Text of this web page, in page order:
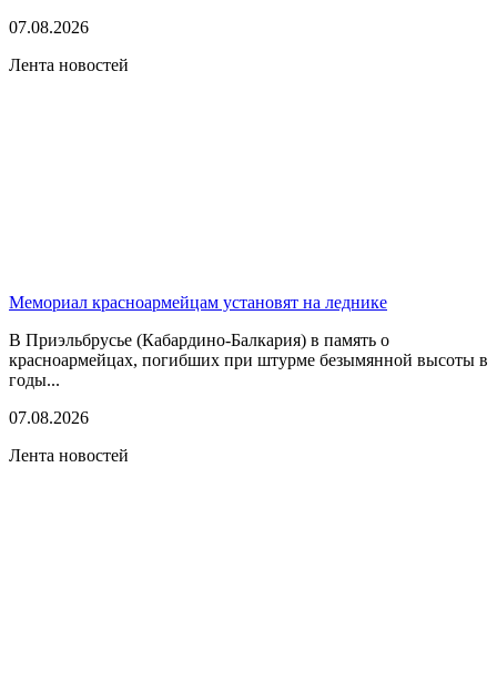
07.08.2026
Лента новостей
Мемориал красноармейцам установят на леднике
В Приэльбрусье (Кабардино-Балкария) в память о
красноармейцах, погибших при штурме безымянной высоты в
годы...
07.08.2026
Лента новостей